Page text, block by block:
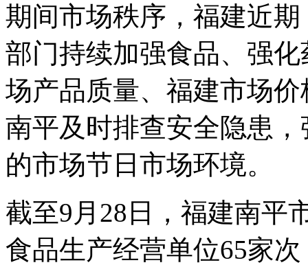
期间市场秩序，福建近
部门持续加强食品、强化
场产品质量、福建市场
南平及时排查安全隐患
的市场节日市场环境。
截至9月28日，福建南平
食品生产经营单位65家